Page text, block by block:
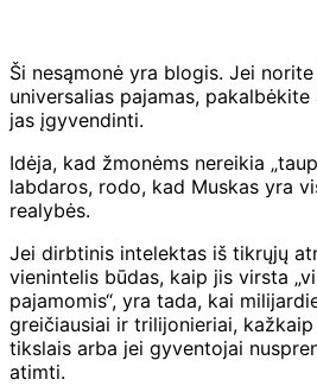
Ši nesąmonė yra blogis. Jei
universalias pajamas,
jas įgyvendinti.
Idėja, kad žmonėms nereikia
labdaros, rodo, kad Muskas yra
realybės.
Jei dirbtinis intelektas iš tikrųjų
vienintelis būdas, kaip jis virsta
pajamomis“, yra tada, kai
greičiausiai ir trilijonieriai,
tikslais arba jei gyventojai
atimti.